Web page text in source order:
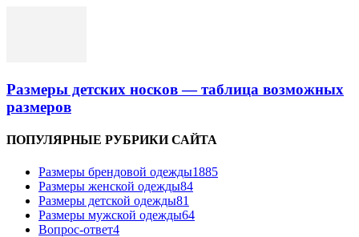
Размеры детских носков — таблица возможных
размеров
ПОПУЛЯРНЫЕ РУБРИКИ САЙТА
Размеры брендовой одежды1885
Размеры женской одежды84
Размеры детской одежды81
Размеры мужской одежды64
Вопрос-ответ4